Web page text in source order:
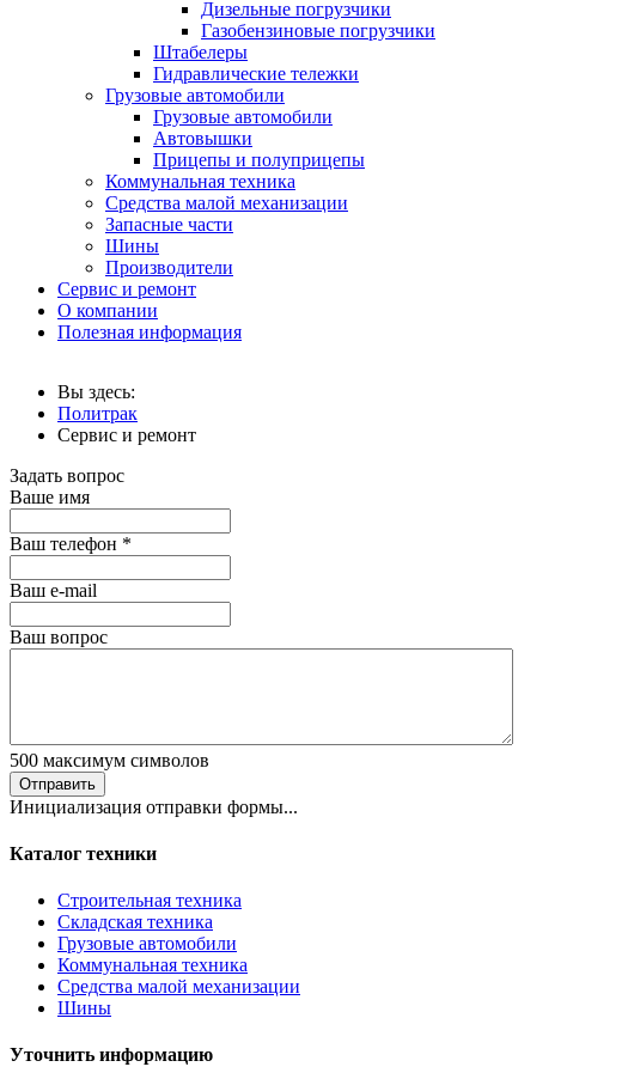
Дизельные погрузчики
Газобензиновые погрузчики
Штабелеры
Гидравлические тележки
Грузовые автомобили
Грузовые автомобили
Автовышки
Прицепы и полуприцепы
Коммунальная техника
Средства малой механизации
Запасные части
Шины
Производители
Сервис и ремонт
О компании
Полезная информация
Вы здесь:
Политрак
Сервис и ремонт
Задать вопрос
Ваше имя
Ваш телефон *
Ваш е-mail
Ваш вопрос
500 максимум символов
Отправить
Инициализация отправки формы...
Каталог техники
Строительная техника
Складская техника
Грузовые автомобили
Коммунальная техника
Средства малой механизации
Шины
Уточнить информацию